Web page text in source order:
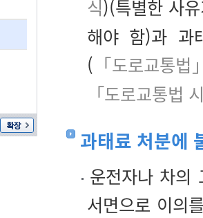
식)(특별한 사
해야 함)과 과
( 「도로교통
「도로교통법
과태료 처분에
운전자나 차의
서면으로 이의